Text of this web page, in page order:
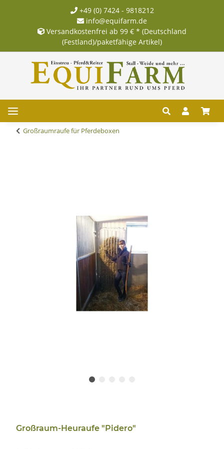
+49 (0) 7424 - 9818212
info@equifarm.de
Versandkostenfrei ab 99 € * (Deutschland
(Festland)/paketfähige Artikel)
Großraumraufe für Pferdeboxen
Großraum-Heuraufe "Pidero"